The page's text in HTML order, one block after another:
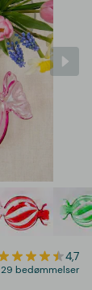
4,7
29 bedømmelser